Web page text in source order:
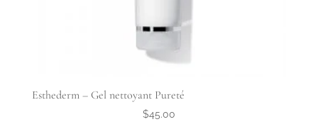
Esthederm – Gel nettoyant Pureté
$45.00